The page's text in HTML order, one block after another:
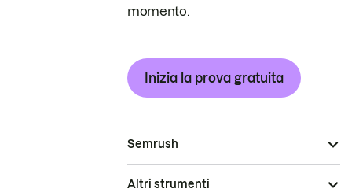
momento.
Inizia la prova gratuita
Semrush
Altri strumenti